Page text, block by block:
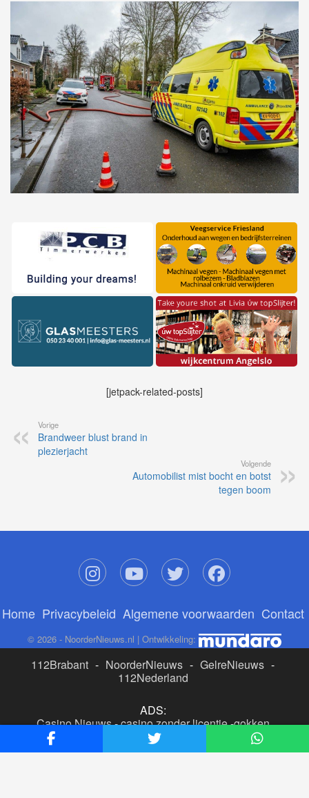
[jetpack-related-posts]
Vorige
Brandweer blust brand in
plezierjacht
Volgende
Automobilist mist bocht en botst
tegen boom
Home Privacybeleid Algemene voorwaarden Contact
© 2026 - NoorderNieuws.nl | Ontwikkeling:
112Brabant - NoorderNieuws - GelreNieuws -
112Nederland
ADS:
Casino Nieuws-casino zonder licentie-gokken
buitenlandse site
beste online casino nederland